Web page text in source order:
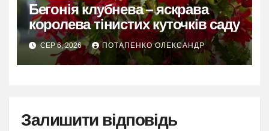
Бегонія клубнева – яскрава
королева тінистих куточків саду
СЕР 6, 2026 ПОТАПЕНКО ОЛЕКСАНДР
Залишити відповідь